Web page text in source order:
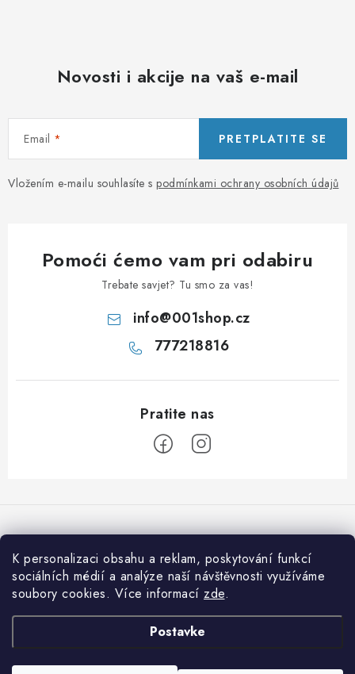
K personalizaci obsahu a reklam, poskytování funkcí
sociálních médií a analýze naší návštěvnosti využíváme
soubory cookies. Více informací zde.
Postavke
Novosti i akcije na vaš e-mail
Email
Vložením e-mailu souhlasíte s podmínkami ochrany osobních údajů
PRETPLATITE SE
Pomoći ćemo vam pri odabiru
Trebate savjet? Tu smo za vas!
info@001shop.cz
777218816
d
Prihvaćamo online plaćanja